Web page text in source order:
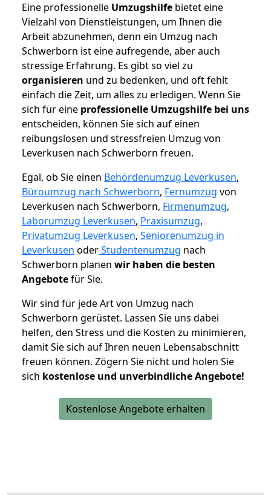
Eine professionelle Umzugshilfe bietet eine
Vielzahl von Dienstleistungen, um Ihnen die
Arbeit abzunehmen, denn ein Umzug nach
Schwerborn ist eine aufregende, aber auch
stressige Erfahrung. Es gibt so viel zu
organisieren und zu bedenken, und oft fehlt
einfach die Zeit, um alles zu erledigen. Wenn Sie
sich für eine professionelle Umzugshilfe bei uns
entscheiden, können Sie sich auf einen
reibungslosen und stressfreien Umzug von
Leverkusen nach Schwerborn freuen.
Egal, ob Sie einen Behördenumzug Leverkusen,
Büroumzug nach Schwerborn, Fernumzug von
Leverkusen nach Schwerborn, Firmenumzug,
Laborumzug Leverkusen, Praxisumzug,
Privatumzug Leverkusen, Seniorenumzug in
Leverkusen oderStudentenumzug nach
Schwerborn planen wir haben die besten
Angebotefür Sie.
Wir sind für jede Art von Umzug nach
Schwerborn gerüstet. Lassen Sie uns dabei
helfen, den Stress und die Kosten zu minimieren,
damit Sie sich auf Ihren neuen Lebensabschnitt
freuen können. Zögern Sie nicht und holen Sie
sich kostenlose und unverbindliche Angebote!
Kostenlose Angebote erhalten